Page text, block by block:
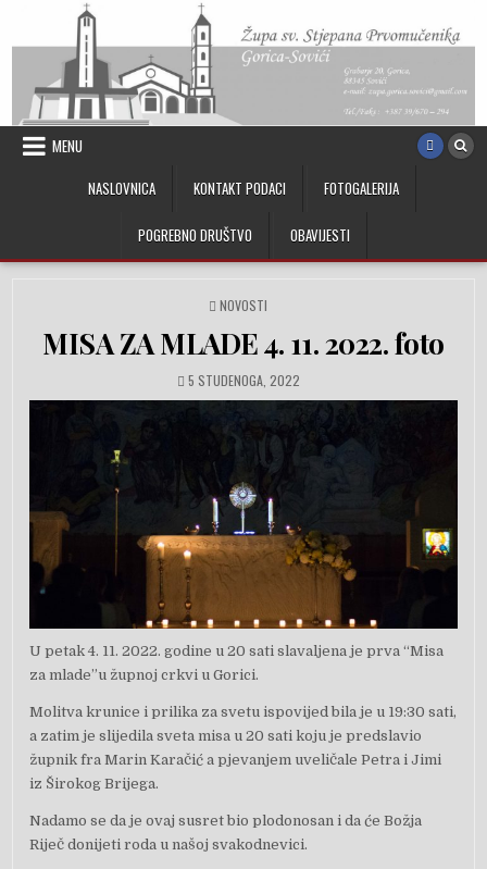
Skip to content
MENU
NASLOVNICA
KONTAKT PODACI FOTOGALERIJA
POGREBNO DRUŠTVO OBAVIJESTI
POSTED IN
NOVOSTI
MISA ZA MLADE 4. 11. 2022. foto
PUBLISHED DATE:
5 STUDENOGA, 2022
U petak 4. 11. 2022. godine u 20 sati slavaljena je prva “Misa
za mlade”u župnoj crkvi u Gorici.
Molitva krunice i prilika za svetu ispovijed bila je u 19:30 sati,
a zatim je slijedila sveta misa u 20 sati koju je predslavio
župnik fra Marin Karačić a pjevanjem uveličale Petra i Jimi
iz Širokog Brijega.
Nadamo se da je ovaj susret bio plodonosan i da će Božja
Riječ donijeti roda u našoj svakodnevici.